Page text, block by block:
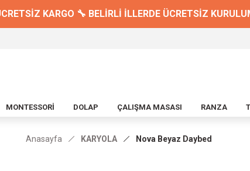
KARGO 🔧 BELİRLİ İLLERDE ÜCRETSİZ
MONTESSORİ DOLAP ÇALIŞMA MASASI RANZA
Anasayfa KARYOLA Nova Beyaz Daybed